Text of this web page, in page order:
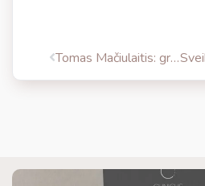
Tomas Mačiulaitis: grožis turi atrodyti tarsi visada buvęs